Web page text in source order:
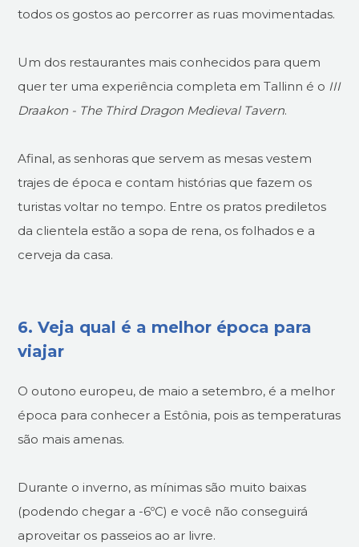
todos os gostos ao percorrer as ruas movimentadas.
Um dos restaurantes mais conhecidos para quem
quer ter uma experiência completa em Tallinn é o III
Draakon - The Third Dragon Medieval Tavern.
Afinal, as senhoras que servem as mesas vestem
trajes de época e contam histórias que fazem os
turistas voltar no tempo. Entre os pratos prediletos
da clientela estão a sopa de rena, os folhados e a
cerveja da casa.
6. Veja qual é a melhor época para
viajar
O outono europeu, de maio a setembro, é a melhor
época para conhecer a Estônia, pois as temperaturas
são mais amenas.
Durante o inverno, as mínimas são muito baixas
(podendo chegar a -6ºC) e você não conseguirá
aproveitar os passeios ao ar livre.